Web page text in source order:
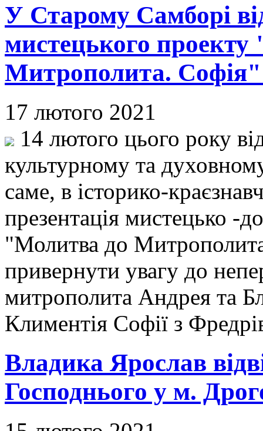
У Старому Cамборі
мистецького
Митрополита.
17 лютого 2021
14 лютого цього року
культурному та
саме, в історико-
презентація мистецько -
"Молитва до
привернути увагу до
митрополита Андрея та
Климентія Софії з
Владика Ярослав
Господнього у м.